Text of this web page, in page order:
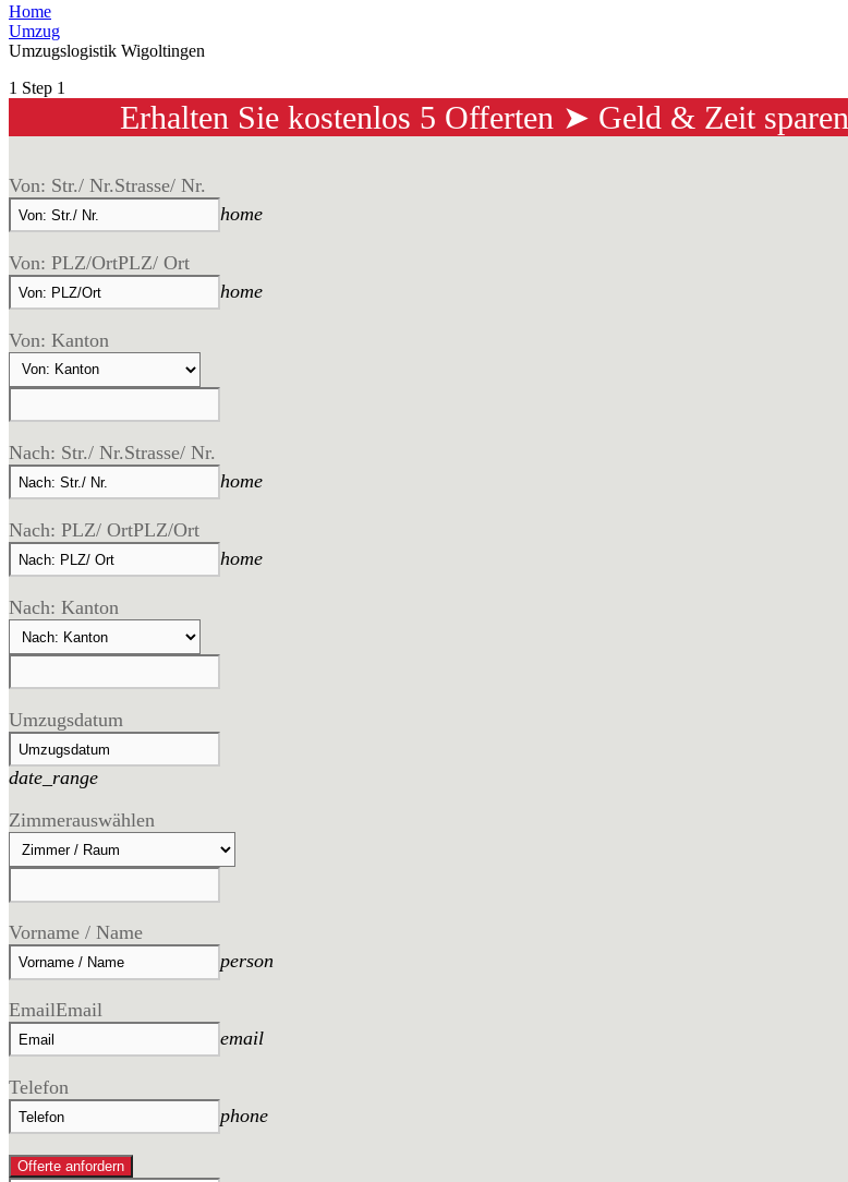
Home
Umzug
Umzugslogistik Wigoltingen
1 Step 1
Erhalten Sie kostenlos 5 Offerten ➤ Geld & Zeit sparen
Von: Str./ Nr.Strasse/ Nr.
home
Von: PLZ/OrtPLZ/ Ort
home
Von: Kanton
Nach: Str./ Nr.Strasse/ Nr.
home
Nach: PLZ/ OrtPLZ/Ort
home
Nach: Kanton
Umzugsdatum
date_range
Zimmerauswählen
Vorname / Name
person
EmailEmail
email
Telefon
phone
Offerte anfordern